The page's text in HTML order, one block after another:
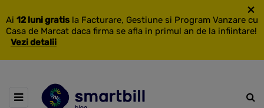
Ai 12 luni gratis la Facturare, Gestiune si Program Vanzare cu
Casa de Marcat daca firma se afla in primul an de la infiintare!
Vezi detalii
×